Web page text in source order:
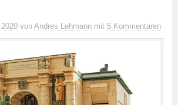
von Andres Lehmann mit 5 Kommentaren